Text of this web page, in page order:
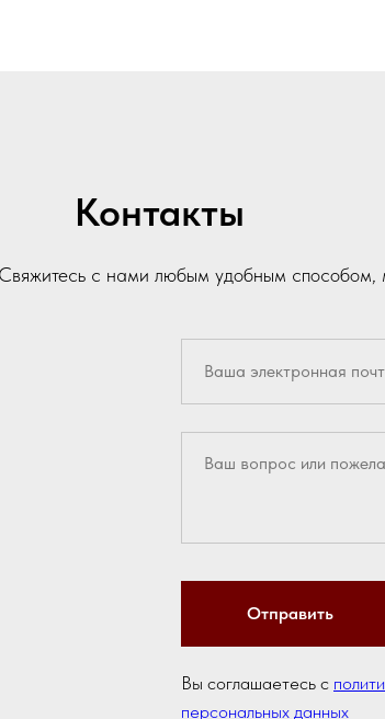
Контакты
с нами любым удобным
Отправить
Вы соглашаетесь с
персональных данных